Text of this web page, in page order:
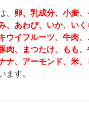
、 卵、乳成分、小麦、
、あわび、いか、いく
ウイフルーツ、牛肉
肉、まつたけ、もも
ナ、アーモンド、米、
ます。